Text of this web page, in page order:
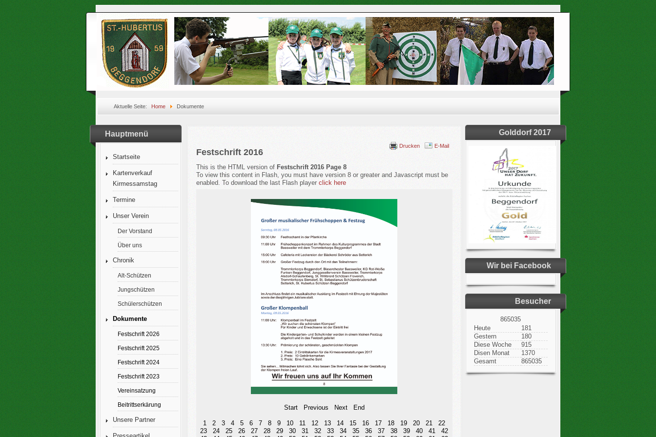
Aktuelle Seite: Home Dokumente
Hauptmenü
Startseite
Kartenverkauf
Kirmessamstag
Termine
Unser Verein
Der Vorstand
Über uns
Chronik
Alt-Schützen
Jungschützen
Schülerschützen
Dokumente
Festschrift 2026
Festschrift 2025
Festschrift 2024
Festschrift 2023
Vereinsatzung
Beitrittserkärung
Unsere Partner
Drucken E-Mail
Festschrift 2016
This is the HTML version of Festschrift 2016 Page 8
To view this content in Flash, you must have version 8 or greater and Javascript must be
enabled. To download the last Flash player click here
Start Previous Next End
1 2 3 4 5 6 7 8 9 10 11 12 13 14 15 16 17 18 19 20 21
22
23
24 25 26 27 28 29 30 31 32 33 34 35 36 37 38 39 40 41
42
Golddorf 2017
Wir bei Facebook
Besucher
865035
Heute
181
Gestern
180
Diese Woche
915
Disen Monat
1370
Gesamt
865035